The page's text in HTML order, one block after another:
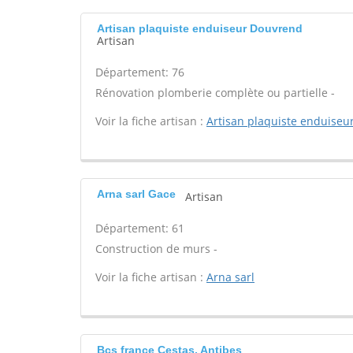
Artisan plaquiste enduiseur Douvrend
Artisan
Département: 76
Rénovation plomberie complète ou partielle -
Voir la fiche artisan : Artisan plaquiste
Arna sarl Gace Artisan
Département: 61
Construction de murs -
Voir la fiche artisan : Arna sarl
Bcs france Cestas, Antibes